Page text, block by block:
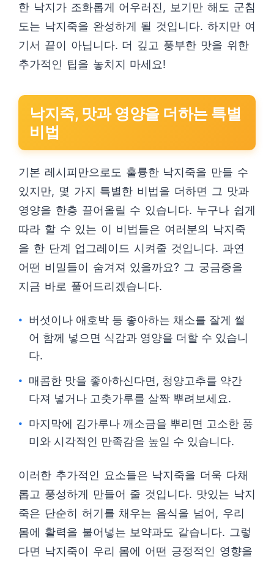
한 낙지가 조화롭게 어우러진, 보기만 해도 군침
도는 낙지죽을 완성하게 될 것입니다. 하지만 여
기서 끝이 아닙니다. 더 깊고 풍부한 맛을 위한
추가적인 팁을 놓치지 마세요!
낙지죽, 맛과 영양을 더하는 특별
비법
기본 레시피만으로도 훌륭한 낙지죽을 만들 수
있지만, 몇 가지 특별한 비법을 더하면 그 맛과
영양을 한층 끌어올릴 수 있습니다. 누구나 쉽게
따라 할 수 있는 이 비법들은 여러분의 낙지죽
을 한 단계 업그레이드 시켜줄 것입니다. 과연
어떤 비밀들이 숨겨져 있을까요? 그 궁금증을
지금 바로 풀어드리겠습니다.
버섯이나 애호박 등 좋아하는 채소를 잘게 썰
어 함께 넣으면 식감과 영양을 더할 수 있습니
다.
매콤한 맛을 좋아하신다면, 청양고추를 약간
다져 넣거나 고춧가루를 살짝 뿌려보세요.
마지막에 김가루나 깨소금을 뿌리면 고소한 풍
미와 시각적인 만족감을 높일 수 있습니다.
이러한 추가적인 요소들은 낙지죽을 더욱 다채
롭고 풍성하게 만들어 줄 것입니다. 맛있는 낙지
죽은 단순히 허기를 채우는 음식을 넘어, 우리
몸에 활력을 불어넣는 보약과도 같습니다. 그렇
다면 낙지죽이 우리 몸에 어떤 긍정적인 영향을